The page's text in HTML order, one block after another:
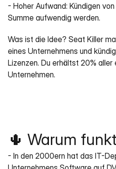
- Hoher Aufwand: Kündigen
Summe aufwendig werden.
Was ist die Idee? Seat Killer
eines Unternehmens und
Lizenzen. Du erhältst 20%
Unternehmen.
🌵 Warum
- In den 2000ern hat das IT-